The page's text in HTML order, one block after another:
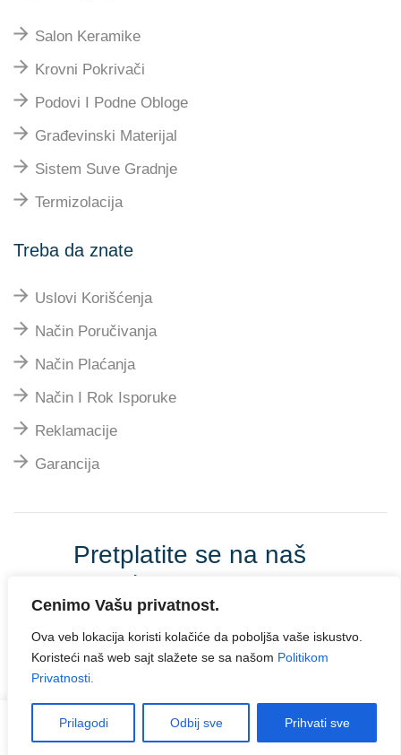
Cenimo Vašu privatnost.
Ova veb lokacija koristi kolačiće da poboljša vaše iskustvo.
Koristeći naš web sajt slažete se sa našom Politikom
Privatnosti.
Prilagodi Odbij sve Prihvati sve
Salon Keramike
Krovni Pokrivači
Podovi I Podne Obloge
Građevinski Materijal
Sistem Suve Gradnje
Termizolacija
Treba da znate
Uslovi Korišćenja
Način Poručivanja
Način Plaćanja
Način I Rok Isporuke
Reklamacije
Garancija
Pretplatite se na naš
newsletter
dizajn i ecommerce rešenje -
AVI SOLUTIONS
SOMBOR.
Početna Shop Pretraži Više